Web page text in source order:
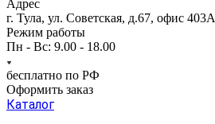
Адрес
г. Тула, ул. Советская, д.67, офис 403А
Режим работы
Пн - Вс: 9.00 - 18.00
бесплатно по РФ
Оформить заказ
Каталог